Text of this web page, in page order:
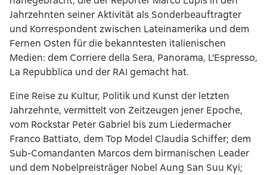
Jahrzehnten seiner Aktivität als Sonderbeauftragter
und Korrespondent zwischen Lateinamerika und dem
Fernen Osten für die bekanntesten italienischen
Medien: dem Corriere della Sera, Panorama, L'Espresso,
La Repubblica und der RAI gemacht hat.
Eine Reise zu Kultur, Politik und Kunst der letzten
Jahrzehnte, vermittelt von Zeitzeugen jener Epoche,
vom Rockstar Peter Gabriel bis zum Liedermacher
Franco Battiato, dem Top Model Claudia Schiffer; dem
Sub-Comandanten Marcos dem birmanischen Leader
und dem Nobelpreisträger Nobel Aung San Suu Kyi;